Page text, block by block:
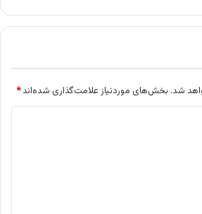
شد. بخش‌های موردنیاز علامت‌گذاری شده‌اند*